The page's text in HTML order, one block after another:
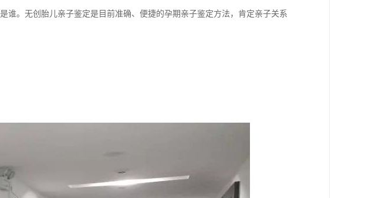
谁。无创胎儿亲子鉴定是目前准确、便捷的孕期亲子鉴定方法，肯定亲子关系